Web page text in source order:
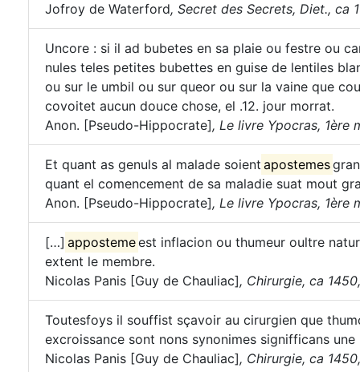
Jofroy de Waterford, Secret des Secrets, Diet., ca
Uncore : si il ad bubetes en sa plaie ou festre ou
nules teles petites bubettes en guise de lentiles
ou sur le umbil ou sur queor ou sur la vaine que
covoitet aucun douce chose, el .12. jour morrat.
Anon. [Pseudo-Hippocrate], Le livre Ypocras, 1ère
Et quant as genuls al malade soient apostemes
quant el comencement de sa maladie suat mout
Anon. [Pseudo-Hippocrate], Le livre Ypocras, 1ère
[…] appostemeest inflacion ou thumeur oultre
extent le membre.
Nicolas Panis [Guy de Chauliac], Chirurgie, ca
Toutesfoys il souffist sçavoir au cirurgien que
excroissance sont nons synonimes signifficans
Nicolas Panis [Guy de Chauliac], Chirurgie, ca